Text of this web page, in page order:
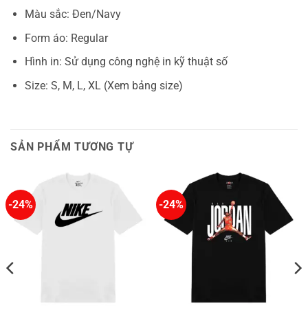
Màu sắc: Đen/Navy
Form áo: Regular
Hình in: Sử dụng công nghệ in kỹ thuật số
Size: S, M, L, XL (Xem bảng size)
SẢN PHẨM TƯƠNG TỰ
-24% -24%